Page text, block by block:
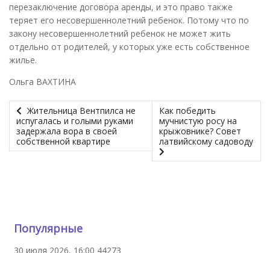
перезаключение договора аренды, и это право также
теряет его несовершеннолетний ребенок. Потому что по
закону несовершеннолетний ребенок не может жить
отдельно от родителей, у которых уже есть собственное
жилье.
Ольга ВАХТИНА
Жительница Вентпилса не
испугалась и голыми руками
задержала вора в своей
собственной квартире
Как победить
мучнистую росу на
крыжовнике? Совет
латвийскому садоводу
Популярные
30 июля 2026, 16:00 44273